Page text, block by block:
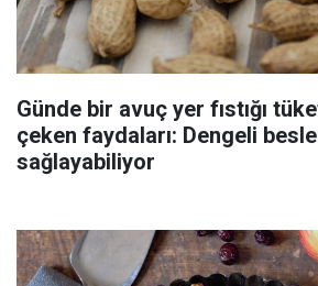
Günde bir avuç yer fıstığı
çeken faydaları: Dengeli
sağlayabiliyor